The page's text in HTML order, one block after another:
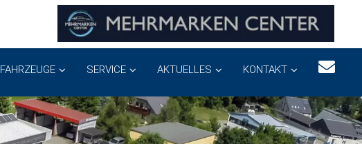
FAHRZEUGE SERVICE AKTUELLES KONTAKT